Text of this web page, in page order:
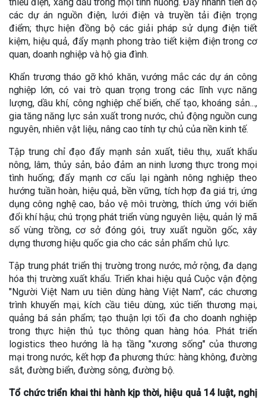
các dự án nguồn điện, lưới điện và truyền tải điện trọng
điểm; thực hiện đồng bộ các giải pháp sử dụng điện tiết
kiệm, hiệu quả, đẩy mạnh phong trào tiết kiệm điện trong cơ
quan, doanh nghiệp và hộ gia đình.
Khẩn trương tháo gỡ khó khăn, vướng mắc các dự án công
nghiệp lớn, có vai trò quan trọng trong các lĩnh vực năng
lượng, dầu khí, công nghiệp chế biến, chế tạo, khoáng sản...,
gia tăng năng lực sản xuất trong nước, chủ động nguồn cung
nguyên, nhiên vật liệu, nâng cao tính tự chủ của nền kinh tế.
Tập trung chỉ đạo đẩy mạnh sản xuất, tiêu thụ, xuất khẩu
nông, lâm, thủy sản, bảo đảm an ninh lương thực trong mọi
tình huống; đẩy mạnh cơ cấu lại ngành nông nghiệp theo
hướng tuần hoàn, hiệu quả, bền vững, tích hợp đa giá trị, ứng
dụng công nghệ cao, bảo vệ môi trường, thích ứng với biến
đổi khí hậu; chú trọng phát triển vùng nguyên liệu, quản lý mã
số vùng trồng, cơ sở đóng gói, truy xuất nguồn gốc, xây
dựng thương hiệu quốc gia cho các sản phẩm chủ lực.
Tập trung phát triển thị trường trong nước, mở rộng, đa dạng
hóa thị trường xuất khẩu. Triển khai hiệu quả Cuộc vận động
"Người Việt Nam ưu tiên dùng hàng Việt Nam", các chương
trình khuyến mại, kích cầu tiêu dùng, xúc tiến thương mại,
quảng bá sản phẩm; tạo thuận lợi tối đa cho doanh nghiệp
trong thực hiện thủ tục thông quan hàng hóa. Phát triển
logistics theo hướng là hạ tầng "xương sống" của thương
mại trong nước, kết hợp đa phương thức: hàng không, đường
sắt, đường biển, đường sông, đường bộ.
Tổ chức triển khai thi hành kịp thời, hiệu quả 14 luật, nghị